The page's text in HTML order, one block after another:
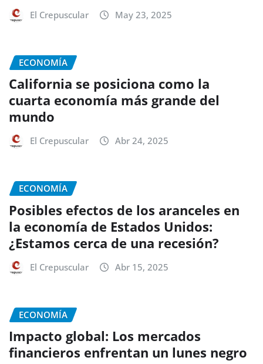
El Crepuscular May 23, 2025
ECONOMÍA
California se posiciona como la
cuarta economía más grande del
mundo
El Crepuscular Abr 24, 2025
ECONOMÍA
Posibles efectos de los aranceles en
la economía de Estados Unidos:
¿Estamos cerca de una recesión?
El Crepuscular Abr 15, 2025
ECONOMÍA
Impacto global: Los mercados
financieros enfrentan un lunes negro